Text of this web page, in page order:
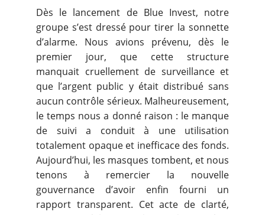
Dès le lancement de Blue Invest, notre
groupe s’est dressé pour tirer la sonnette
d’alarme. Nous avions prévenu, dès le
premier jour, que cette structure
manquait cruellement de surveillance et
que l’argent public y était distribué sans
aucun contrôle sérieux. Malheureusement,
le temps nous a donné raison : le manque
de suivi a conduit à une utilisation
totalement opaque et inefficace des fonds.
Aujourd’hui, les masques tombent, et nous
tenons à remercier la nouvelle
gouvernance d’avoir enfin fourni un
rapport transparent. Cet acte de clarté,